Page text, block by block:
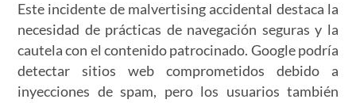
Este incidente de malvertising accidental destaca la
necesidad de prácticas de navegación seguras y la
cautela con el contenido patrocinado. Google podría
detectar sitios web comprometidos debido a
inyecciones de spam, pero los usuarios también